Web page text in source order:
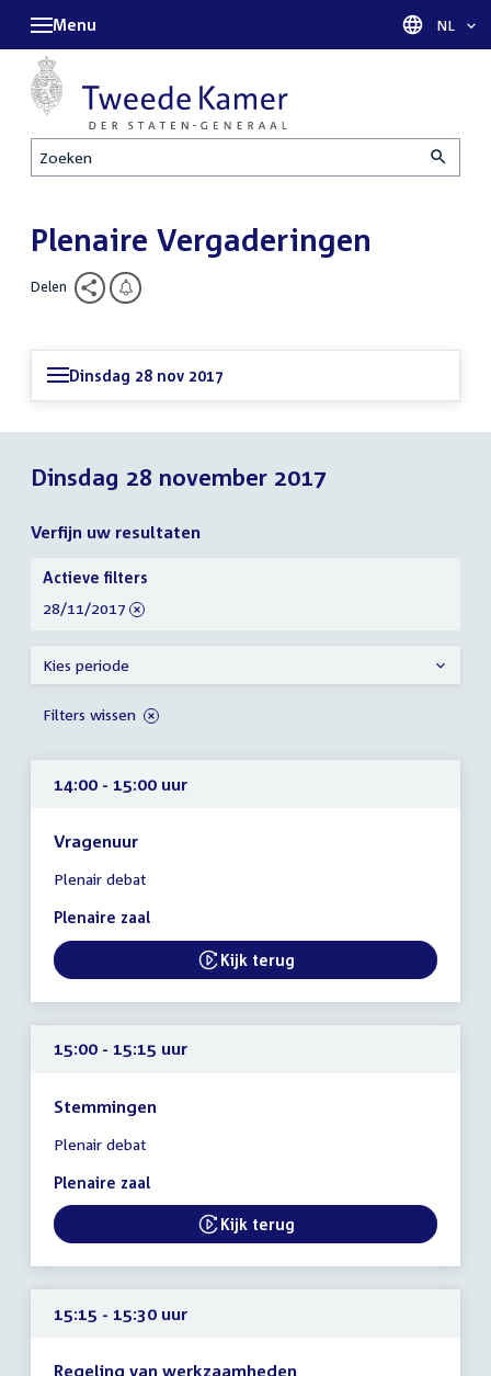
Zoeken
Menu Taal
NL
Plenaire Vergaderingen
Delen
Dinsdag 28 nov 2017
Dinsdag 28 november 2017
Verfijn uw resultaten
14:00 - 15:00 uur
Vragenuur
vergadering
14:00
15:00
uur
Plenair debat
Plenaire zaal
Kijk terug
15:00 - 15:15 uur
Stemmingen
vergadering
15:00
15:15
uur
Plenair debat
Plenaire zaal
Kijk terug
15:15 - 15:30 uur
Regeling van werkzaamheden
Verfijn
uw
resultaten
Actieve filters
verwijder
28/11/2017
Kies periode
Filters wissen